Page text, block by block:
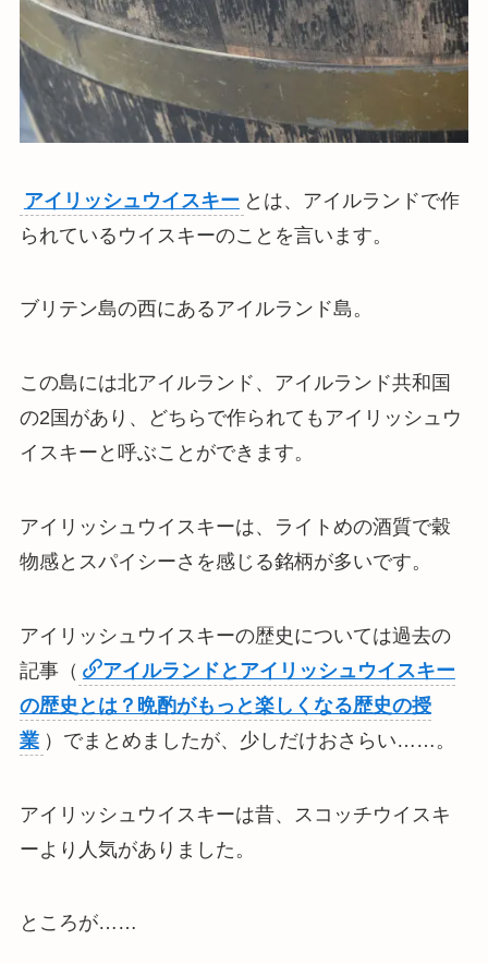
アイリッシュウイスキー とは、アイルランドで作
られているウイスキーのことを言います。
ブリテン島の西にあるアイルランド島。
この島には北アイルランド、アイルランド共和国
の2国があり、どちらで作られてもアイリッシュウ
イスキーと呼ぶことができます。
アイリッシュウイスキーは、
ライトめの酒質で穀
物感とスパイシーさを感じる銘柄が多いです。
アイリッシュウイスキーの歴史については過去の
記事（
アイルランドとアイリッシュウイスキー
の歴史とは？晩酌がもっと楽しくなる歴史の授
業 ）でまとめましたが、少しだけおさらい……。
アイリッシュウイスキーは昔、スコッチウイスキ
ーより人気がありました。
ところが……